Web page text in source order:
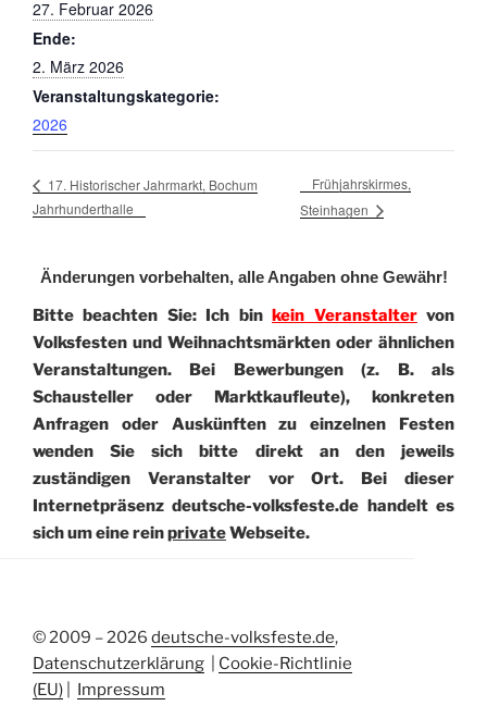
27. Februar 2026
Ende:
2. März 2026
Veranstaltungskategorie:
2026
17. Historischer Jahrmarkt, Bochum
Jahrhunderthalle
Frühjahrskirmes,
Steinhagen
Änderungen vorbehalten, alle Angaben ohne Gewähr!
Bitte beachten Sie: Ich binkein Veranstaltervon
Volksfesten und Weihnachtsmärkten oder ähnlichen
Veranstaltungen. Bei Bewerbungen (z. B. als
Schausteller oder Marktkaufleute), konkreten
Anfragen oder Auskünften zu einzelnen Festen
wenden Sie sich bitte direkt an den jeweils
zuständigen Veranstalter vor Ort. Bei dieser
Internetpräsenz deutsche-volksfeste.de handelt es
sich um eine reinprivateWebseite.
© 2009 – 2026 deutsche-volksfeste.de,
Datenschutzerklärung
Cookie-Richtlinie
(EU)
Impressum